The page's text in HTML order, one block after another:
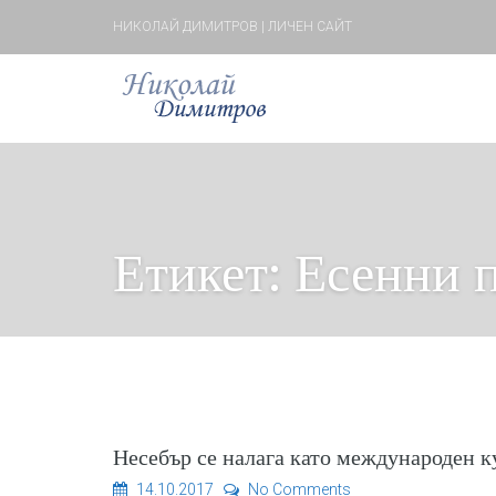
НИКОЛАЙ ДИМИТРОВ | ЛИЧЕН САЙТ
Етикет: Есенни
Несебър се налага като международен
14.10.2017 No Comments